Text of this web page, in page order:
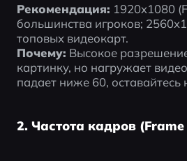
Рекомендация: 1920x1080
большинства игроков;
топовых видеокарт.
Почему: Высокое
картинку, но нагружает
падает ниже 60, оставайтесь
2. Частота кадров (Frame